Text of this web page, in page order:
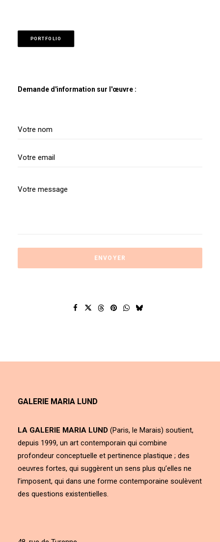
PORTFOLIO
Demande d'information sur l'œuvre :
GALERIE MARIA LUND
LA GALERIE MARIA LUND (Paris, le Marais) soutient,
depuis 1999, un art contemporain qui combine
profondeur conceptuelle et pertinence plastique ; des
oeuvres fortes, qui suggèrent un sens plus qu’elles ne
l’imposent, qui dans une forme contemporaine soulèvent
des questions existentielles.